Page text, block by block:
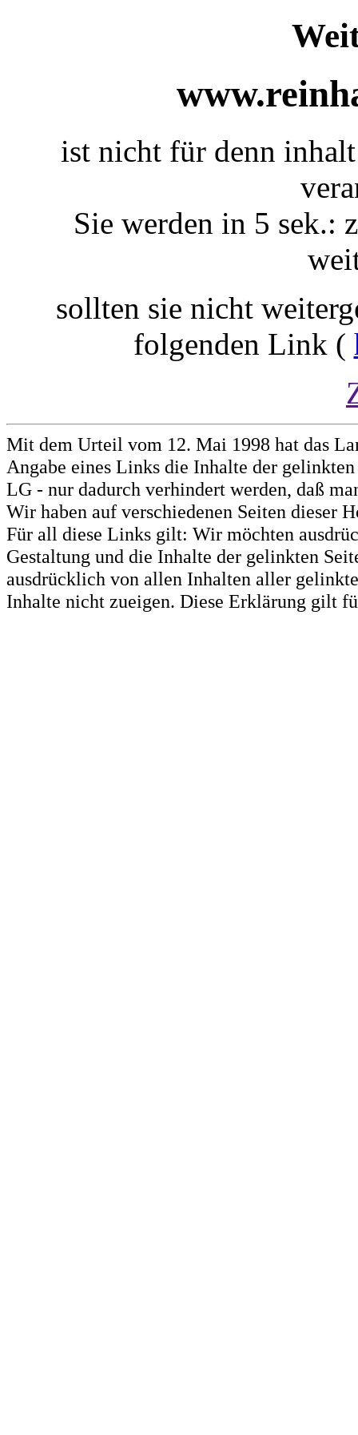
ist nicht für denn
Sie werden in 5 sek.:
sollten sie nicht
folgenden Link (
Mit dem Urteil vom 12. Mai 1998 hat das
Angabe eines Links die Inhalte der
LG - nur dadurch verhindert werden, daß
Wir haben auf verschiedenen Seiten dieser
Für all diese Links gilt: Wir möchten
Gestaltung und die Inhalte der gelinkten
ausdrücklich von allen Inhalten aller
Inhalte nicht zueigen. Diese Erklärung gilt